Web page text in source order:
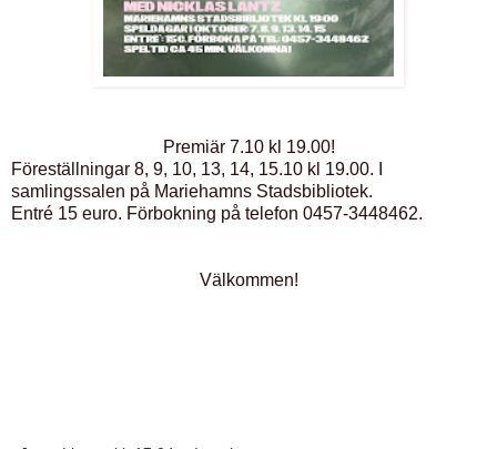
Premiär 7.10 kl 19.00!
Föreställningar 8, 9, 10, 13, 14, 15.10 kl 19.00. I
samlingssalen på Mariehamns Stadsbibliotek.
Entré 15 euro. Förbokning på telefon 0457-3448462.
Välkommen!